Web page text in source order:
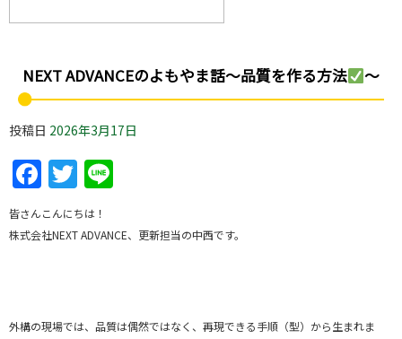
NEXT ADVANCEのよもやま話～品質を作る方法 ～
投稿日 2026年3月17日
Facebook
Twitter
皆さんこんにちは！
株式会社NEXT ADVANCE、更新担当の中西です。
外構の現場では、品質は偶然ではなく、再現できる手順（型）から生まれま